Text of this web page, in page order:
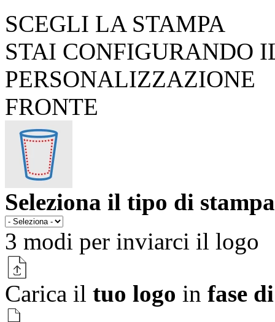
SCEGLI LA STAMPA
STAI CONFIGURANDO
PERSONALIZZAZIONE
FRONTE
Seleziona il tipo di stampa
3 modi per inviarci il logo
Carica il tuo logo in fase